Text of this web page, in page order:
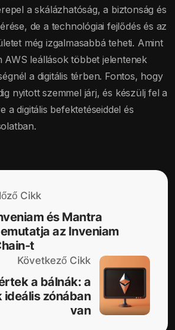
a skálázhatóság, a biztonság és
de a technológiai fejlődés és az
még izgalmasabbá teheti. Amint
AWS leállások többet jelentenek
a digitális térben. Fontos, hogy
nyitott szemmel járj, és készülj fel a
a digitális befektetéseiddel és
Cikk
és Mantra
az Inveniam
t
Következő Cikk
a bálnák: a
ideális zónában
van